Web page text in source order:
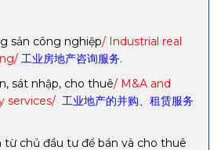
sản công nghiệp/ Industrial real
工业房地产咨询服务.
sát nhập, cho thuê/ M&A and
services/ 工业地产的并购、租赁服务
từ chủ đầu tư để bán và cho thuê